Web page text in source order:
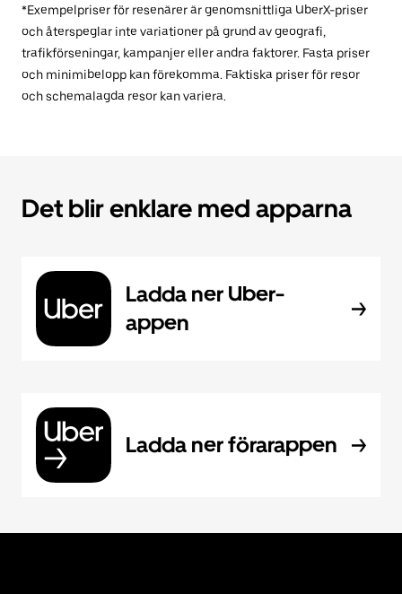
*Exempelpriser för resenärer är genomsnittliga UberX-priser
och återspeglar inte variationer på grund av geografi,
trafikförseningar, kampanjer eller andra faktorer. Fasta priser
och minimibelopp kan förekomma. Faktiska priser för resor
och schemalagda resor kan variera.
Det blir enklare med apparna
Ladda ner Uber-
appen
Ladda ner förarappen